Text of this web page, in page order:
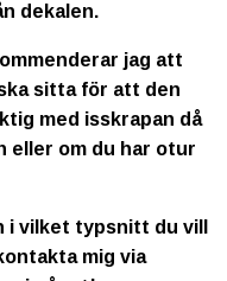
dekalen.
jag att
sitta för att den
med isskrapan då
eller om du har otur
i vilket typsnitt du vill
mig via